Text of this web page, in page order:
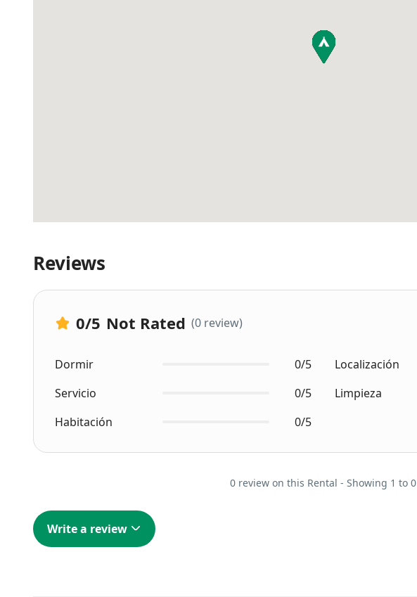
Reviews
0/5 Not Rated (0 review)
Dormir 0/5 Localización
Servicio
0/5 Limpieza
Habitación
0/5
0 review on this Rental - Showing 1 to 0
Write a review